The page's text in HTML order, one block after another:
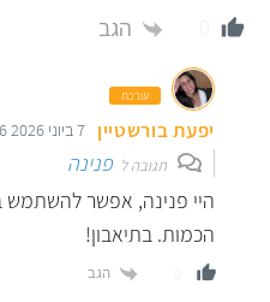
הגב
עורכת
יפעת בורשטיין 7 ביוני 2026 11:06
תגובה לפנינה
היי פנינה, אפשר
הכמות. בתיאבון!
הגב